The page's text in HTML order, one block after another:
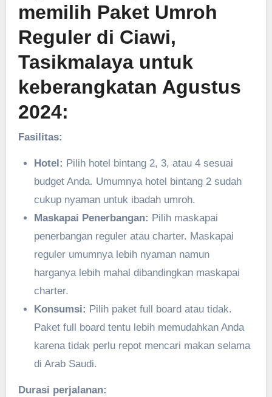
memilih Paket Umroh
Reguler di Ciawi,
Tasikmalaya untuk
keberangkatan Agustus
2024:
Fasilitas:
Hotel: Pilih hotel bintang 2, 3, atau 4 sesuai
budget Anda. Umumnya hotel bintang 2 sudah
cukup nyaman untuk ibadah umroh.
Maskapai Penerbangan: Pilih maskapai
penerbangan reguler atau charter. Maskapai
reguler umumnya lebih nyaman namun
harganya lebih mahal dibandingkan maskapai
charter.
Konsumsi: Pilih paket full board atau tidak.
Paket full board tentu lebih memudahkan Anda
karena tidak perlu repot mencari makan selama
di Arab Saudi.
Durasi perjalanan: